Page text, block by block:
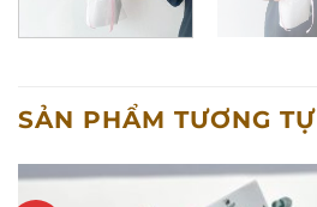
SẢN PHẨM TƯƠNG TỰ